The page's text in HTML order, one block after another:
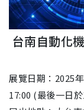
台南自動化
展覽日期：2025
17:00 (最後一日